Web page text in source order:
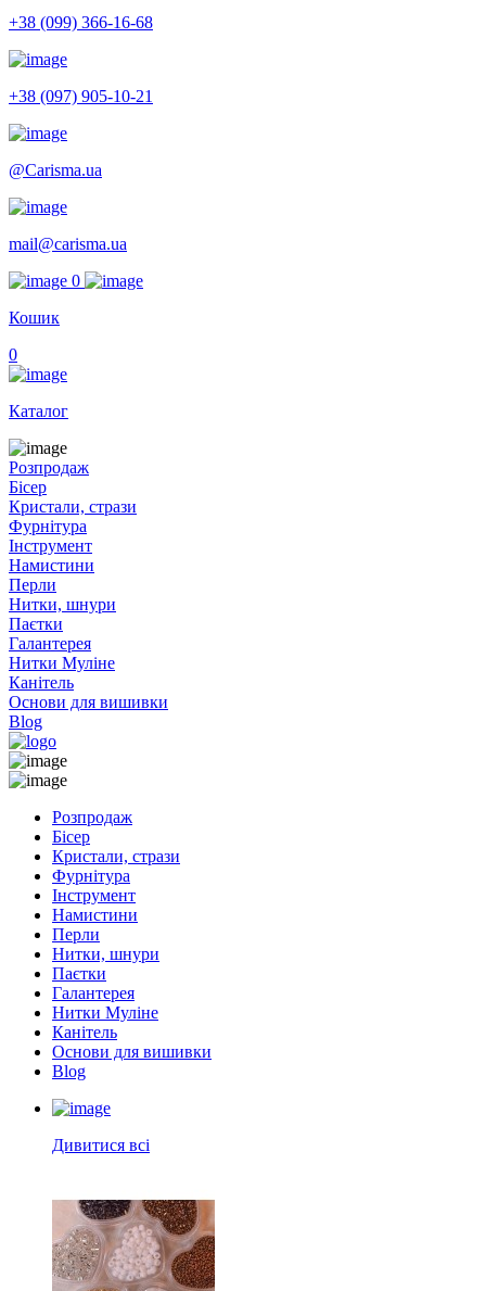
+38 (099) 366-16-68
+38 (097) 905-10-21
@Carisma.ua
mail@carisma.ua
0
Кошик
0
Каталог
Розпродаж
Бісер
Кристали, стрази
Фурнітура
Інструмент
Намистини
Перли
Нитки, шнури
Паєтки
Галантерея
Нитки Муліне
Канітель
Основи для вишивки
Blog
Розпродаж
Бісер
Кристали, стрази
Фурнітура
Інструмент
Намистини
Перли
Нитки, шнури
Паєтки
Галантерея
Нитки Муліне
Канітель
Основи для вишивки
Blog
Дивитися всі